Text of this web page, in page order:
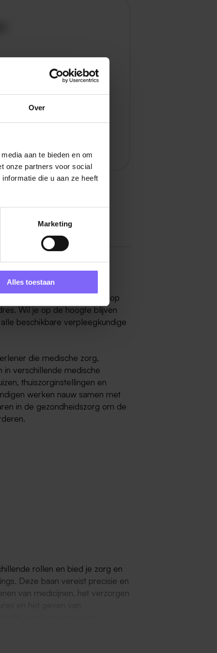
Over
aan te bieden en om
onze partners voor social
die u aan ze heeft
Marketing
Alles toestaan
in Maastricht? Dan ben jij op
Wil je op de hoogte blijven
beschikbare verpleegkundige
die medische zorg,
in verschillende medische
thuiszorginstellingen en
werken nauw samen met
in de gezondheidszorg om de
rollen en bied je zorg en
Deze baan vereist precisie en
van medicijnen, het verzorgen